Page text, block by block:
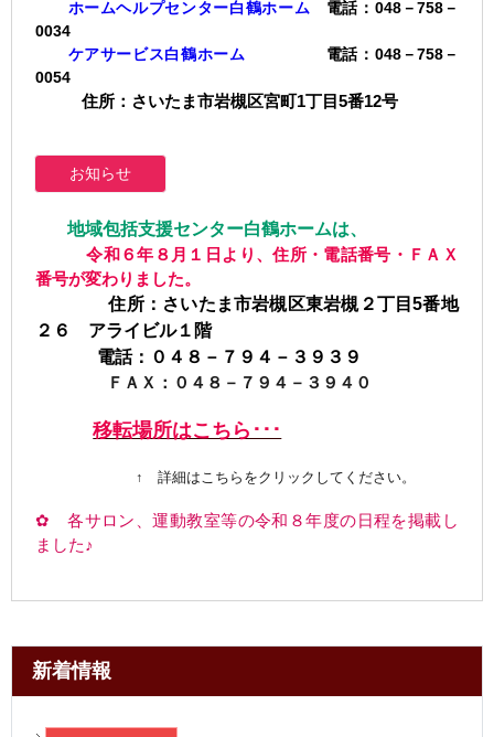
ホームヘルプセンター白鶴ホーム 電話：048－758－
0034
ケアサービス白鶴ホーム 電話：048－758－
0054
住所：さいたま市岩槻区宮町1丁目5番12号
お知らせ
地域包括支援センター白鶴ホームは、
令和６年８月１日より、住所・電話番号・ＦＡＸ
番号が変わりました。
住所：さいたま市岩槻区東岩槻２丁目5番地
２６ アライビル１階
電話：０４８－７９４－３９３９
ＦＡＸ：０４８－７９４－３９４０
移転場所はこちら･･･
↑ 詳細はこちらをクリックしてください。
✿ 各サロン、運動教室等の令和８年度の日程を掲載し
ました♪
新着情報